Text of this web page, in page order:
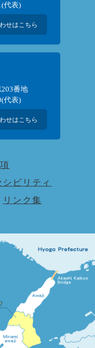
代表)
せはこちら
番地
代表)
せはこちら
シビリティ
リンク集